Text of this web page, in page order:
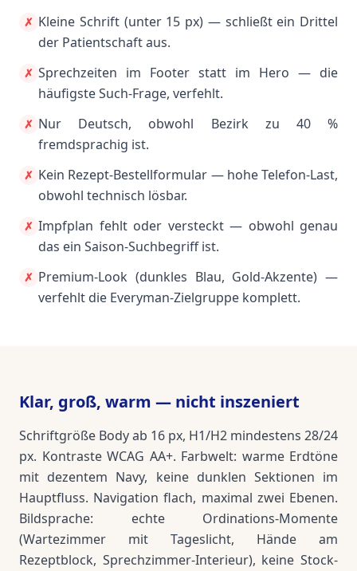
✗ Kleine Schrift (unter 15 px) — schließt ein Drittel
der Patientschaft aus.
✗ Sprechzeiten im Footer statt im Hero — die
häufigste Such-Frage, verfehlt.
✗ Nur Deutsch, obwohl Bezirk zu 40 %
fremdsprachig ist.
✗ Kein Rezept-Bestellformular — hohe Telefon-Last,
obwohl technisch lösbar.
✗ Impfplan fehlt oder versteckt — obwohl genau
das ein Saison-Suchbegriff ist.
✗ Premium-Look (dunkles Blau, Gold-Akzente) —
verfehlt die Everyman-Zielgruppe komplett.
Klar, groß, warm — nicht inszeniert
Schriftgröße Body ab 16 px, H1/H2 mindestens 28/24
px. Kontraste WCAG AA+. Farbwelt: warme Erdtöne
mit dezentem Navy, keine dunklen Sektionen im
Hauptfluss. Navigation flach, maximal zwei Ebenen.
Bildsprache: echte Ordinations-Momente
(Wartezimmer mit Tageslicht, Hände am
Rezeptblock, Sprechzimmer-Interieur), keine Stock-